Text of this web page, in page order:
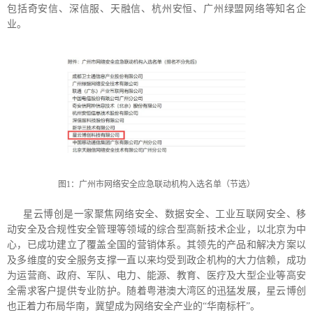
包括奇安信、深信服、天融信、杭州安恒、广州绿盟网络等知名企
业。
图1：广州市网络安全应急联动机构入选名单（节选）
星云博创是一家聚焦网络安全、数据安全、工业互联网安全、移
动安全及合规性安全管理等领域的综合型高新技术企业，以北京为中
心，已成功建立了覆盖全国的营销体系。其领先的产品和解决方案以
及多维度的安全服务支撑一直以来均受到政企机构的大力信赖，成功
为运营商、政府、军队、电力、能源、教育、医疗及大型企业等高安
全需求客户提供专业防护。随着粤港澳大湾区的迅猛发展，星云博创
也正着力布局华南，冀望成为网络安全产业的“华南标杆”。